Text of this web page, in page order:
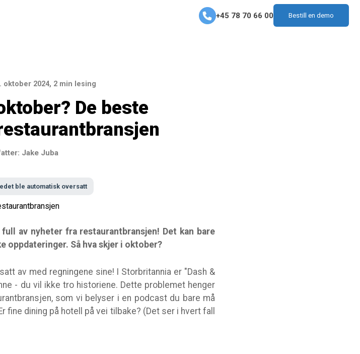
+45 78 70 66 00 Bestill en demo
oktober 2024, 2 min lesing
De beste
Jake Juba
ble automatisk oversatt
av nyheter fra restaurantbransjen! Det kan bare
oppdateringer. Så hva skjer i oktober?
av med regningene sine! I Storbritannia er "Dash &
- du vil ikke tro historiene. Dette problemet henger
som vi belyser i en podcast du bare må
dining på hotell på vei tilbake? (Det ser i hvert fall